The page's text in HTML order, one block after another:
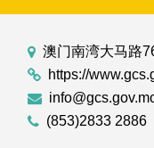
澳门南湾大马路
https://
(853)2833 2886